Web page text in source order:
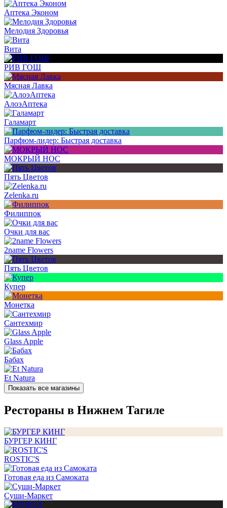
Аптека Эконом
Мелодия Здоровья
Вита
РИВ ГОШ
Мясная Лавка
АлоэАптека
Галамарт
Парфюм-лидер: Быстрая доставка
МОКРЫЙ НОС
Пять Цветов
Zelenka.ru
Филиппок
Очки для вас
2name Flowers
Пять Цветов
Купер
Монетка
Сантехмир
Glass Apple
Бабах
Et Natura
Показать все магазины
Рестораны в Нижнем Тагиле
БУРГЕР КИНГ
ROSTIC'S
Готовая еда из Самоката
Суши-Маркет